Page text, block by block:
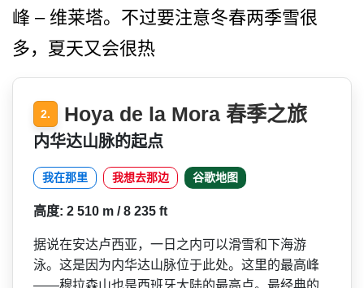
峰 – 维莱塔。不过要注意冬春两季­雪很
多，夏天又会很热
2. Hoya de la Mora 春季之旅
内华达山脉的起点
我在那里 我想去那边 谷歌地图
高度: 2 510 m / 8 235 ft
据说在安达卢西亚，一日之内­可以滑雪和下海游
泳。这是因为内华达山脉位于此处。­这里的最高峰